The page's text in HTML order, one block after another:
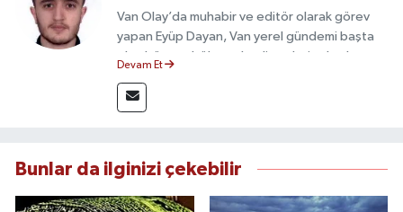
Van Olay’da muhabir ve editör olarak görev
yapan Eyüp Dayan, Van yerel gündemi başta
olmak üzere bölgesel gelişmeleri sahadan
deneyimiyle doğruluk, tarafsızlık ve etik ilkeleri
esas alan Dayan, güvenilir kaynaklara dayalı
Devam Et
Bunlar da ilginizi çekebilir